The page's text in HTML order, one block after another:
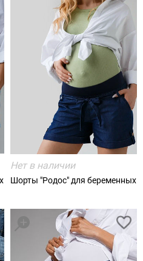
Нет в наличии
Шорты "Родос" для беременных